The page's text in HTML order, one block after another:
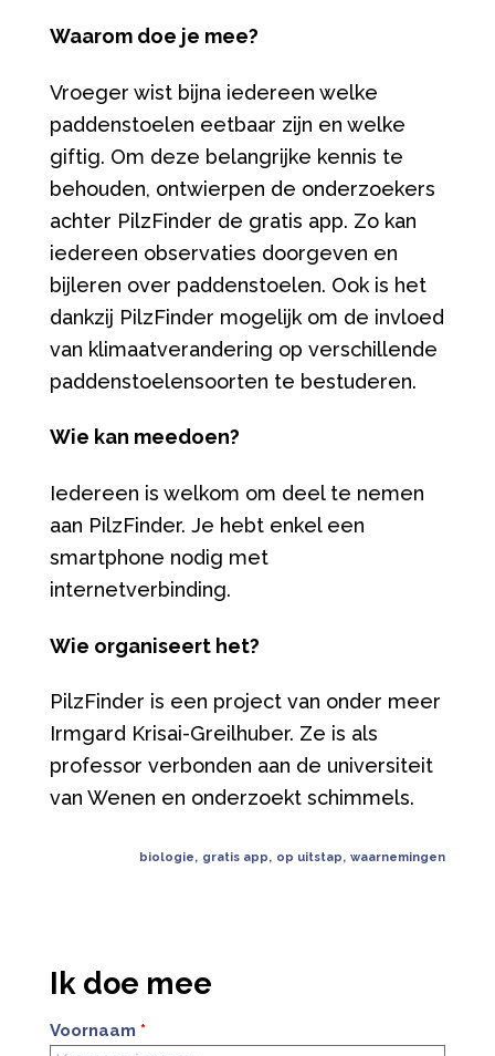
Waarom doe je mee?
Vroeger wist bijna iedereen welke
paddenstoelen eetbaar zijn en welke
giftig. Om deze belangrijke kennis te
behouden, ontwierpen de onderzoekers
achter PilzFinder de gratis app. Zo kan
iedereen observaties doorgeven en
bijleren over paddenstoelen. Ook is het
dankzij PilzFinder mogelijk om de invloed
van klimaatverandering op verschillende
paddenstoelensoorten te bestuderen.
Wie kan meedoen?
Iedereen is welkom om deel te nemen
aan PilzFinder. Je hebt enkel een
smartphone nodig met
internetverbinding.
Wie organiseert het?
PilzFinder is een project van onder meer
Irmgard Krisai-Greilhuber. Ze is als
professor verbonden aan de universiteit
van Wenen en onderzoekt schimmels.
biologie, gratis app, op uitstap, waarnemingen
Ik doe mee
Voornaam *